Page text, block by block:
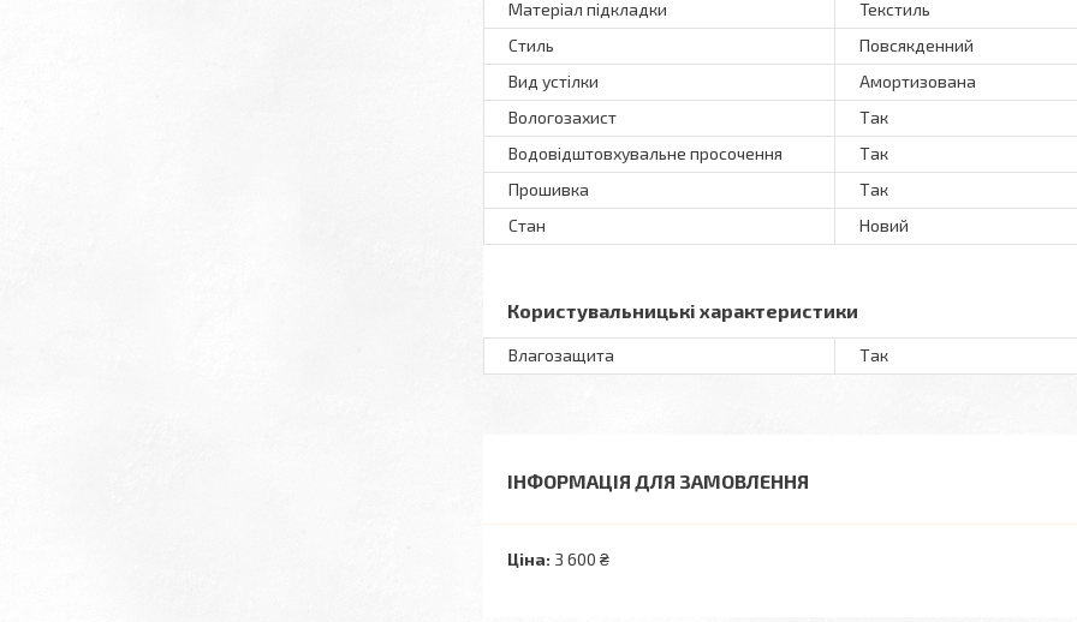
Матеріал підкладки
Текстиль
Стиль
Повсякденний
Вид устілки
Амортизована
Вологозахист
Так
Водовідштовхувальне просочення
Так
Прошивка
Так
Стан
Новий
Користувальницькі характеристики
Влагозащита Так
ІНФОРМАЦІЯ ДЛЯ ЗАМОВЛЕННЯ
Ціна: 3 600 ₴